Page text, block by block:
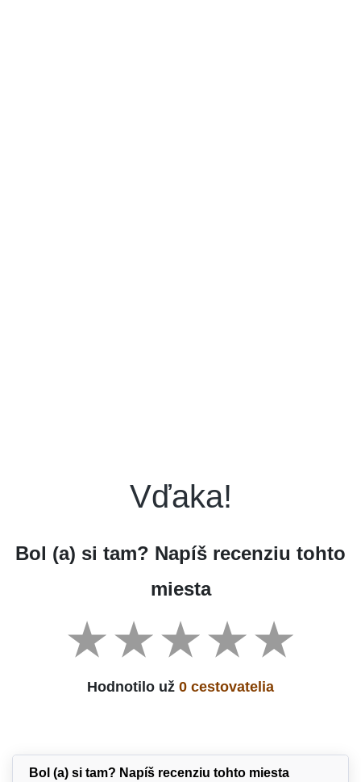
Vďaka!
Bol (a) si tam? Napíš recenziu tohto
miesta
Hodnotilo už 0 cestovatelia
Bol (a) si tam? Napíš recenziu tohto miesta